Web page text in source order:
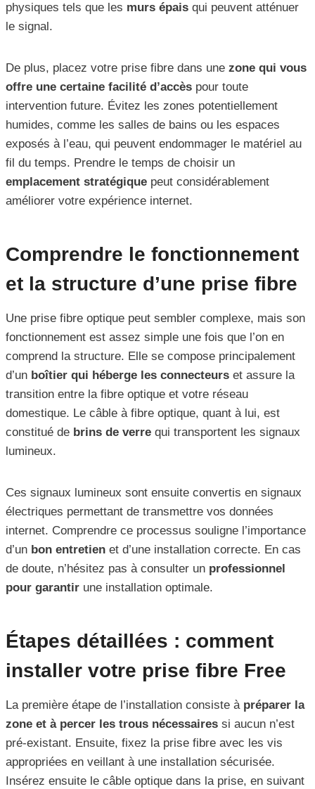
physiques tels que les murs épais qui peuvent atténuer
le signal.
De plus, placez votre prise fibre dans une zone qui vous
offre une certaine facilité d’accès pour toute
intervention future. Évitez les zones potentiellement
humides, comme les salles de bains ou les espaces
exposés à l’eau, qui peuvent endommager le matériel au
fil du temps. Prendre le temps de choisir un
emplacement stratégique peut considérablement
améliorer votre expérience internet.
Comprendre le fonctionnement
et la structure d’une prise fibre
Une prise fibre optique peut sembler complexe, mais son
fonctionnement est assez simple une fois que l’on en
comprend la structure. Elle se compose principalement
d’un boîtier qui héberge les connecteurs et assure la
transition entre la fibre optique et votre réseau
domestique. Le câble à fibre optique, quant à lui, est
constitué de brins de verre qui transportent les signaux
lumineux.
Ces signaux lumineux sont ensuite convertis en signaux
électriques permettant de transmettre vos données
internet. Comprendre ce processus souligne l’importance
d’un bon entretien et d’une installation correcte. En cas
de doute, n’hésitez pas à consulter un professionnel
pour garantir une installation optimale.
Étapes détaillées : comment
installer votre prise fibre Free
La première étape de l’installation consiste à préparer la
zone et à percer les trous nécessaires si aucun n’est
pré-existant. Ensuite, fixez la prise fibre avec les vis
appropriées en veillant à une installation sécurisée.
Insérez ensuite le câble optique dans la prise, en suivant